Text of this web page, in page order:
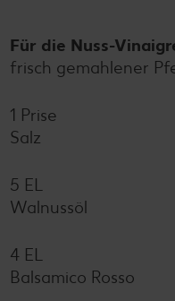
Für die Nuss-
frisch gemahlener
1 Prise
Salz
5 EL
Walnussöl
4 EL
Balsamico Rosso